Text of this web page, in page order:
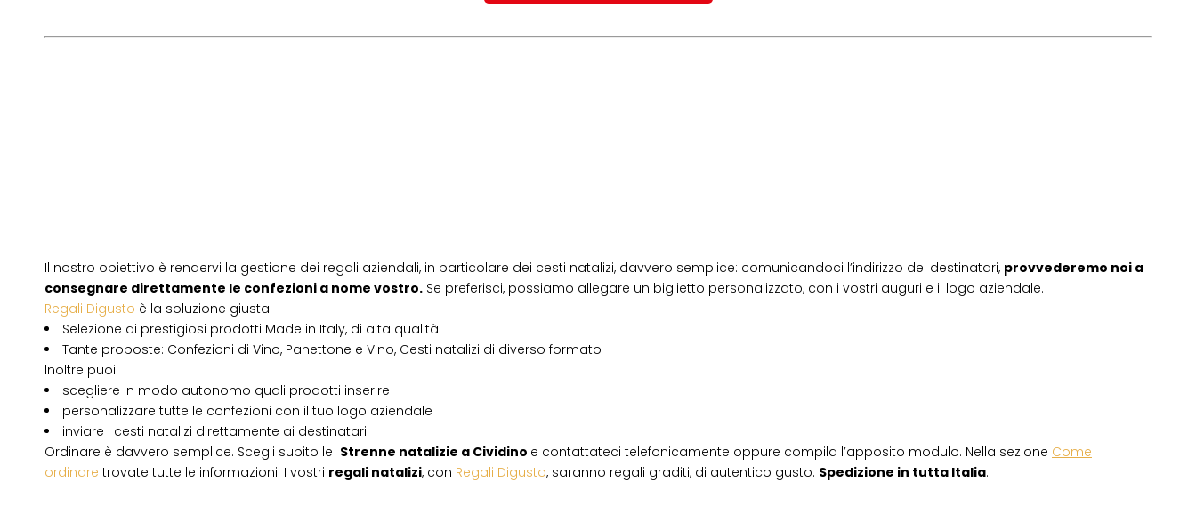
Il nostro obiettivo è rendervi la gestione dei regali aziendali, in particolare dei cesti natalizi, davvero semplice: comunicandoci l’indirizzo dei destinatari, provvederemo noi a
consegnare direttamente le confezioni a nome vostro. Se preferisci, possiamo allegare un biglietto personalizzato, con i vostri auguri e il logo aziendale.
Regali Digusto è la soluzione giusta:
Selezione di prestigiosi prodotti Made in Italy, di alta qualità
Tante proposte: Confezioni di Vino, Panettone e Vino, Cesti natalizi di diverso formato
Inoltre puoi:
scegliere in modo autonomo quali prodotti inserire
personalizzare tutte le confezioni con il tuo logo aziendale
inviare i cesti natalizi direttamente ai destinatari
Ordinare è davvero semplice. Scegli subito le Strenne natalizie a Cividino e contattateci telefonicamente oppure compila l’apposito modulo. Nella sezione Come
ordinare trovate tutte le informazioni! I vostri regali natalizi, con Regali Digusto, saranno regali graditi, di autentico gusto. Spedizione in tutta Italia.